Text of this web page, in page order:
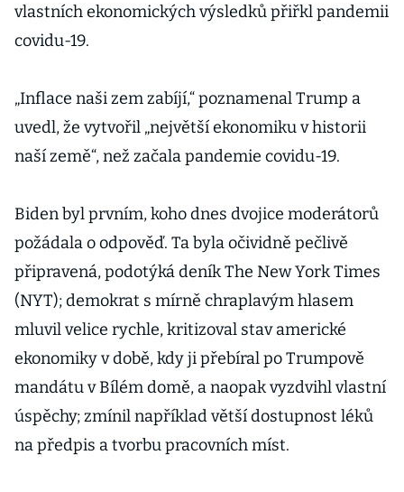
vlastních ekonomických výsledků přiřkl pandemii
covidu-19.
„Inflace naši zem zabíjí,“ poznamenal Trump a
uvedl, že vytvořil „největší ekonomiku v historii
naší země“, než začala pandemie covidu-19.
Biden byl prvním, koho dnes dvojice moderátorů
požádala o odpověď. Ta byla očividně pečlivě
připravená, podotýká deník The New York Times
(NYT); demokrat s mírně chraplavým hlasem
mluvil velice rychle, kritizoval stav americké
ekonomiky v době, kdy ji přebíral po Trumpově
mandátu v Bílém domě, a naopak vyzdvihl vlastní
úspěchy; zmínil například větší dostupnost léků
na předpis a tvorbu pracovních míst.